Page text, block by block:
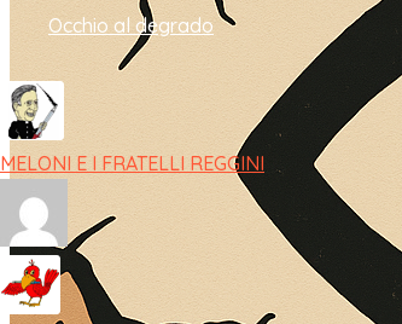
Occhio al degrado
MELONI E I FRATELLI REGGINI